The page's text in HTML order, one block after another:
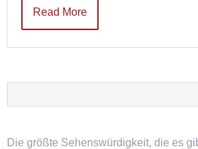
Read More
Die größte Sehenswürdigkeit, die es